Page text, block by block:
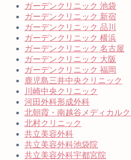
ガーデンクリニック 池袋
ガーデンクリニック 新宿
ガーデンクリニック 品川
ガーデンクリニック 横浜
ガーデンクリニック 名古屋
ガーデンクリニック 大阪
ガーデンクリニック 福岡
鹿児島三井中央クリニック
川崎中央クリニック
河田外科形成外科
北朝霞・南越谷メディカル
北村クリニック
共立美容外科
共立美容外科池袋院
共立美容外科宇都宮院